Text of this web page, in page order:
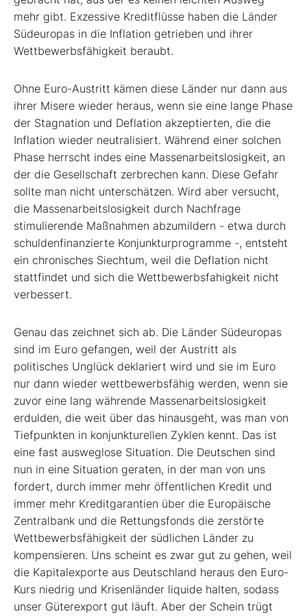
mehr gibt. Exzessive Kreditflüsse haben die Länder
Südeuropas in die Inflation getrieben und ihrer
Wettbewerbsfähigkeit beraubt.
Ohne Euro-Austritt kämen diese Länder nur dann aus
ihrer Misere wieder heraus, wenn sie eine lange Phase
der Stagnation und Deflation akzeptierten, die die
Inflation wieder neutralisiert. Während einer solchen
Phase herrscht indes eine Massenarbeitslosigkeit, an
der die Gesellschaft zerbrechen kann. Diese Gefahr
sollte man nicht unterschätzen. Wird aber versucht,
die Massenarbeitslosigkeit durch Nachfrage
stimulierende Maßnahmen abzumildern - etwa durch
schuldenfinanzierte Konjunkturprogramme -, entsteht
ein chronisches Siechtum, weil die Deflation nicht
stattfindet und sich die Wettbewerbsfahigkeit nicht
verbessert.
Genau das zeichnet sich ab. Die Länder Südeuropas
sind im Euro gefangen, weil der Austritt als
politisches Unglück deklariert wird und sie im Euro
nur dann wieder wettbewerbsfähig werden, wenn sie
zuvor eine lang währende Massenarbeitslosigkeit
erdulden, die weit über das hinausgeht, was man von
Tiefpunkten in konjunkturellen Zyklen kennt. Das ist
eine fast ausweglose Situation. Die Deutschen sind
nun in eine Situation geraten, in der man von uns
fordert, durch immer mehr öffentlichen Kredit und
immer mehr Kreditgarantien über die Europäische
Zentralbank und die Rettungsfonds die zerstörte
Wettbewerbsfähigkeit der südlichen Länder zu
kompensieren. Uns scheint es zwar gut zu gehen, weil
die Kapitalexporte aus Deutschland heraus den Euro-
Kurs niedrig und Krisenländer liquide halten, sodass
unser Güterexport gut läuft. Aber der Schein trügt